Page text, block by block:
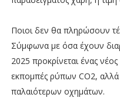
Ποιοι δεν θα πληρώσουν
Σύμφωνα με όσα έχουν
2025 προκρίνεται ένας
εκπομπές ρύπων CO2, αλλά
παλαιότερων οχημάτων.